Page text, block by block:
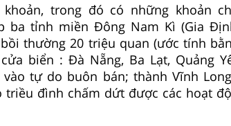
trong đó có những khoản
ba tỉnh miền Đông Nam Kì (Gia
thường 20 triệu quan (ước tính
biển : Đà Nẵng, Ba Lạt, Quảng
vào tự do buôn bán; thành Vĩnh
đình chấm dứt được các hoạt